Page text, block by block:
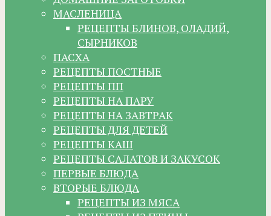
МАСЛЕНИЦА
РЕЦЕПТЫ БЛИНОВ, ОЛАДИЙ,
СЫРНИКОВ
ПАСХА
РЕЦЕПТЫ ПОСТНЫЕ
РЕЦЕПТЫ ПП
РЕЦЕПТЫ НА ПАРУ
РЕЦЕПТЫ НА ЗАВТРАК
РЕЦЕПТЫ ДЛЯ ДЕТЕЙ
РЕЦЕПТЫ КАШ
РЕЦЕПТЫ САЛАТОВ И ЗАКУСОК
ПЕРВЫЕ БЛЮДА
ВТОРЫЕ БЛЮДА
РЕЦЕПТЫ ИЗ МЯСА